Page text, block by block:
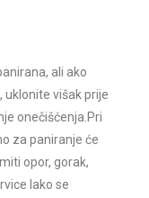
ali ako
višak prije
onečišćenja.Pri
za paniranje će
opor, gorak,
lako se